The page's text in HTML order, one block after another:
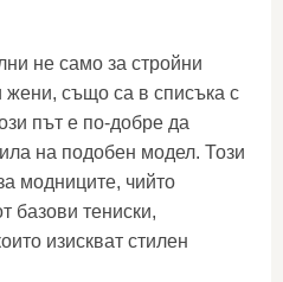
не само за стройни
жени, също са в списъка с
път е по-добре да
на подобен модел. Този
модниците, чийто
базови тениски,
изискват стилен